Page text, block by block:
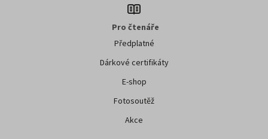
Pro čtenáře
Předplatné
Dárkové certifikáty
E-shop
Fotosoutěž
Akce